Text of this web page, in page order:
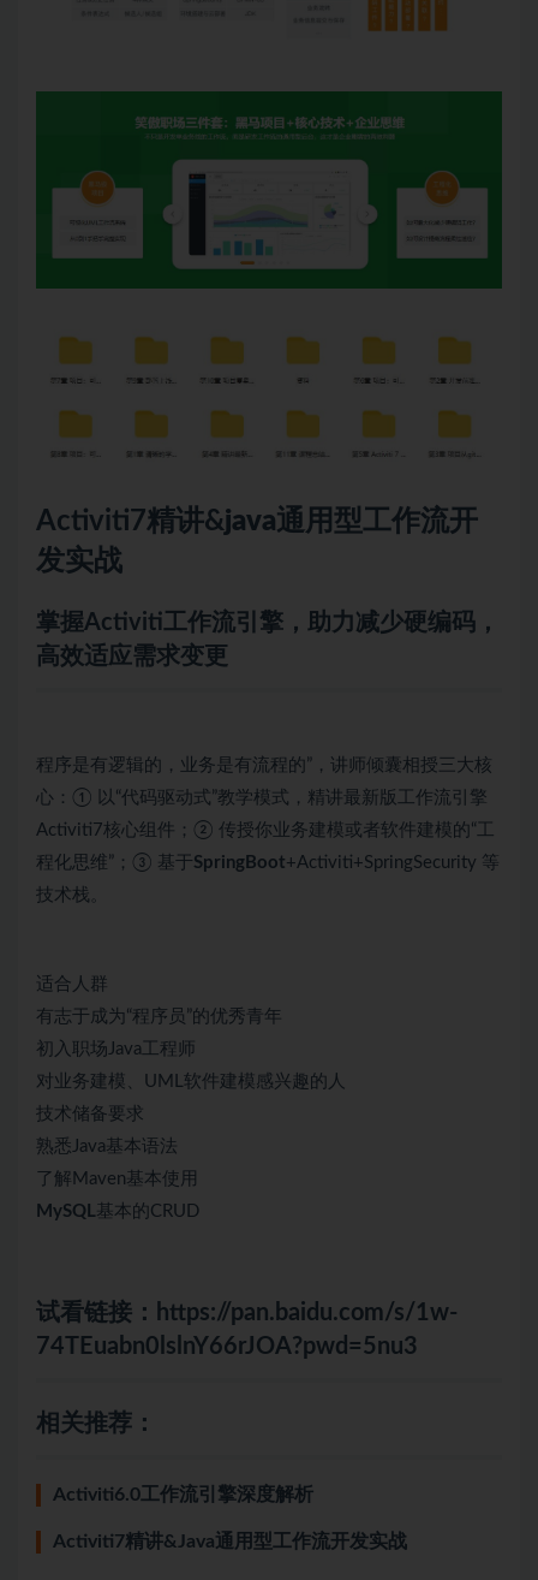
Activiti7精讲&java通用型工作流开
发实战
掌握Activiti工作流引擎，助力减少硬编码，
高效适应需求变更
程序是有逻辑的，业务是有流程的”，讲师倾囊相授三大核
心：① 以“代码驱动式”教学模式，精讲最新版工作流引擎
Activiti7核心组件；② 传授你业务建模或者软件建模的“工
程化思维”；③ 基于SpringBoot+Activiti+SpringSecurity 等
技术栈。
适合人群
有志于成为“程序员”的优秀青年
初入职场Java工程师
对业务建模、UML软件建模感兴趣的人
技术储备要求
熟悉Java基本语法
了解Maven基本使用
MySQL基本的CRUD
试看链接： https://pan.baidu.com/s/1w-
74TEuabn0lslnY66rJOA?pwd=5nu3
相关推荐：
Activiti6.0工作流引擎深度解析
Activiti7精讲&Java通用型工作流开发实战